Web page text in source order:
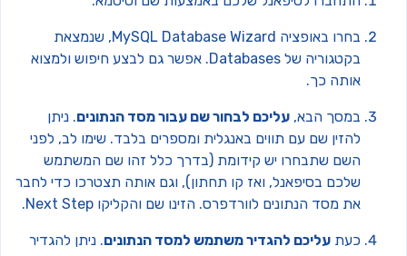
בחרו באופציה MySQL Database Wizard, שנמצאת
בקטגוריה של Databases. אפשר גם לבצע חיפוש ולמצוא
אותה כך.
במסך הבא,עליכם לבחור שם עבור מסד הנתונים. ניתן
להזין שם עם תווים באנגלית ומספרים בלבד. שימו לב, לפני
השם שתבחרו יש קידומת (בדרך כלל זהו שם המשתמש
שלכם בסיפאנל, ואז קו תחתון), וגם אותה תצטרכו כדי לחבר
את מסד הנתונים לוורדפרס. הזינו שם והקליקו Next Step.
כעתעליכם להגדיר משתמש למסד הנתונים. ניתן להגדיר